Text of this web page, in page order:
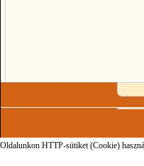
Oldalunkon HTTP-sütiket (Cookie)